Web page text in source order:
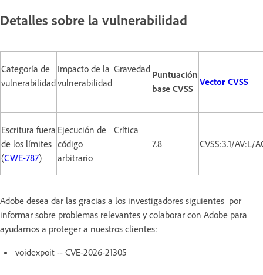
Detalles sobre la vulnerabilidad
Categoría de
vulnerabilidad
Impacto de la
vulnerabilidad
Gravedad Puntuación
base CVSS
Vector CVSS
Escritura fuera
de los límites
(CWE-787)
Ejecución de
código
arbitrario
Crítica
7.8
CVSS:3.1/
Adobe desea dar las gracias a los investigadores siguientes por
informar sobre problemas relevantes y colaborar con Adobe para
ayudarnos a proteger a nuestros clientes:
voidexpoit -- CVE-2026-21305